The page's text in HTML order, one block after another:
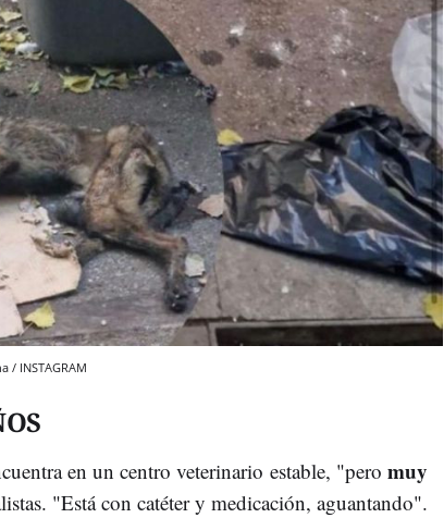
/ INSTAGRAM
en un centro veterinario estable, "pero muy
"Está con catéter y medicación, aguantando".